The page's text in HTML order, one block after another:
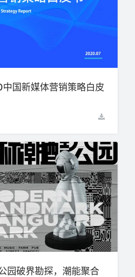
国新媒体营销策略白皮
园破界勘探，潮能聚合